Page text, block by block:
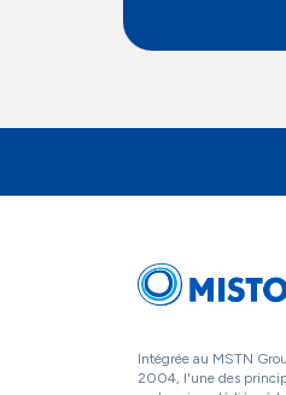
Intégrée au MSTN
2004, l'une des